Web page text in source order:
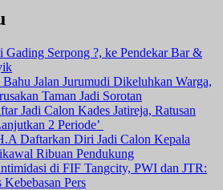
Serpong ?, ke Pendekar Bar &
Jalan Jurumudi Dikeluhkan Warga,
Taman Jadi Sorotan
Jadi Calon Kades Jatireja, Ratusan
2 Periode’
Daftarkan Diri Jadi Calon Kepala
Ribuan Pendukung
di FIF Tangcity, PWI dan JTR:
Pers